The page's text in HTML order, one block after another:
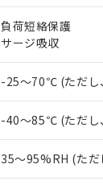
負荷短絡保護
サージ吸収
-25～70℃ (ただし
-40～85℃ (ただし
35～95%RH (た
があり
六価ク
フタル酸
ル（
但し、
フタル酸
※2 対
「○」
*中国
Pb(鉛)
DBP(フ
記
号
○
△